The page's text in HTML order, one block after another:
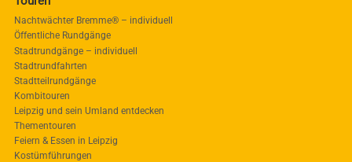
Nachtwächter Bremme® – individuell
Öffentliche Rundgänge
Stadtrundgänge – individuell
Stadtrundfahrten
Stadtteilrundgänge
Kombitouren
Leipzig und sein Umland entdecken
Thementouren
Feiern & Essen in Leipzig
Kostümführungen